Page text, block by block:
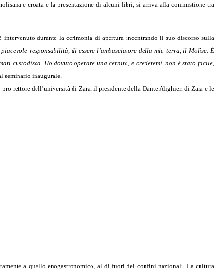
e croata e la presentazione di alcuni libri, si arriva alla commistione tra
intervenuto durante la cerimonia di apertura incentrando il suo discorso sulla
responsabilità, di essere l’ambasciatore della mia terra, il Molise. È
custodisca. Ho dovuto operare una cernita, e credetemi, non è stato facile,
seminario inaugurale.
rettore dell’università di Zara, il presidente della Dante Alighieri di Zara e le
a quello enogastronomico, al di fuori dei confini nazionali. La cultura